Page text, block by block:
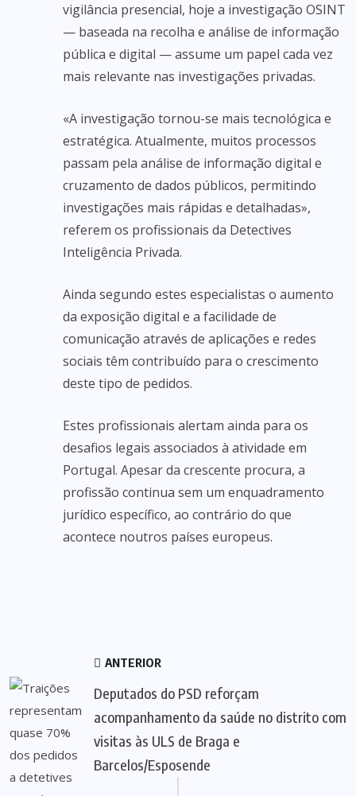
vigilância presencial, hoje a investigação OSINT
— baseada na recolha e análise de informação
pública e digital — assume um papel cada vez
mais relevante nas investigações privadas.
«A investigação tornou-se mais tecnológica e
estratégica. Atualmente, muitos processos
passam pela análise de informação digital e
cruzamento de dados públicos, permitindo
investigações mais rápidas e detalhadas»,
referem os profissionais da Detectives
Inteligência Privada.
Ainda segundo estes especialistas o aumento
da exposição digital e a facilidade de
comunicação através de aplicações e redes
sociais têm contribuído para o crescimento
deste tipo de pedidos.
Estes profissionais alertam ainda para os
desafios legais associados à atividade em
Portugal. Apesar da crescente procura, a
profissão continua sem um enquadramento
jurídico específico, ao contrário do que
acontece noutros países europeus.
ANTERIOR
Deputados do PSD reforçam
acompanhamento da saúde no distrito com
visitas às ULS de Braga e
Barcelos/Esposende